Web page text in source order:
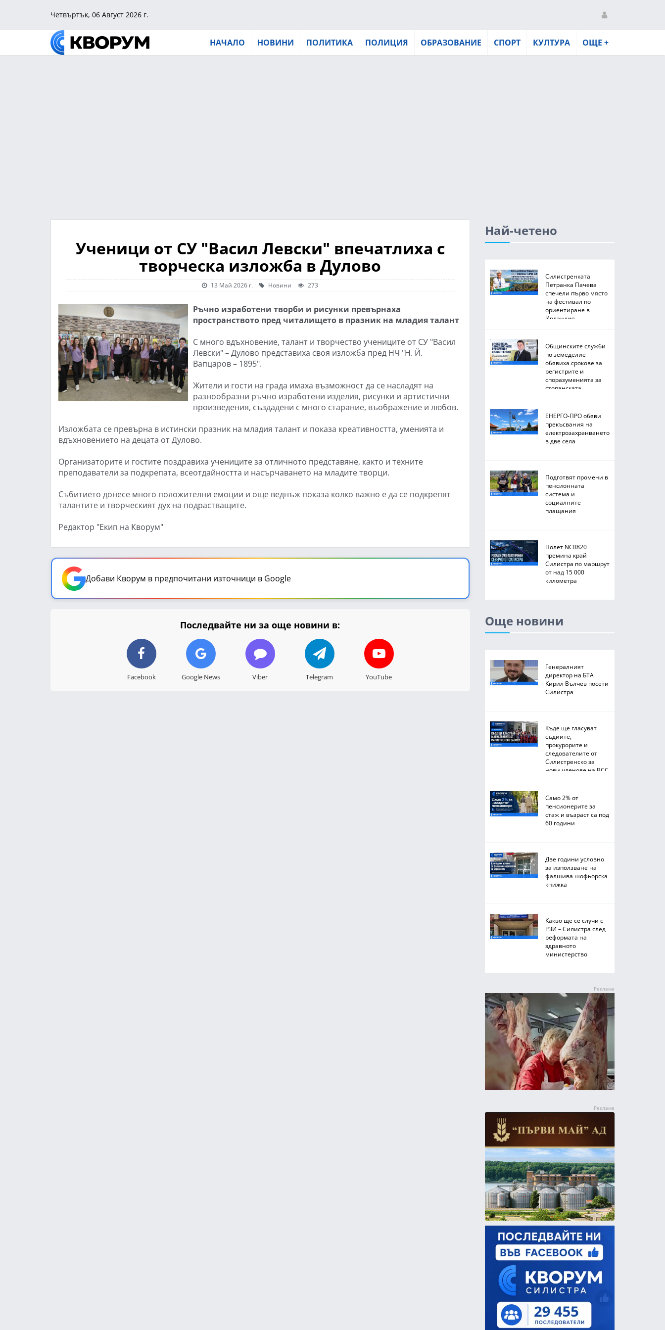
Четвъртък, 06 Август 2026 г.
НАЧАЛО НОВИНИ ПОЛИТИКА ПОЛИЦИЯ ОБРАЗОВАНИЕ СПОРТ КУЛТУРА ОЩЕ +
Ученици от СУ "Васил Левски" впечатлиха с
творческа изложба в Дулово
13 Май 2026 г. Новини 273
Ръчно изработени творби и рисунки превърнаха
пространството пред читалището в празник на младия талант
С много вдъхновение, талант и творчество учениците от СУ "Васил
Левски" – Дулово представиха своя изложба пред НЧ "Н. Й.
Вапцаров – 1895".
Жители и гости на града имаха възможност да се насладят на
разнообразни ръчно изработени изделия, рисунки и артистични
произведения, създадени с много старание, въображение и любов.
Изложбата се превърна в истински празник на младия талант и показа креативността, уменията и
вдъхновението на децата от Дулово.
Организаторите и гостите поздравиха учениците за отличното представяне, както и техните
преподаватели за подкрепата, всеотдайността и насърчаването на младите творци.
Събитието донесе много положителни емоции и още веднъж показа колко важно е да се подкрепят
талантите и творческият дух на подрастващите.
Редактор "Екип на Кворум"
Добави Кворум в предпочитани източници в Google
Последвайте ни за още новини в:
Facebook Google News Viber Telegram YouTube
Най-четено
Силистренката
Петранка Пачева
спечели първо място
на фестивал по
ориентиране в
Ирландия
Общинските служби
по земеделие
обявиха срокове за
регистрите и
споразуменията за
стопанската
ЕНЕРГО-ПРО обяви
прекъсвания на
електрозахранването
в две села
Подготвят промени в
пенсионната
система и
социалните
плащания
Полет NCR820
премина край
Силистра по маршрут
от над 15 000
километра
Още новини
Генералният
директор на БТА
Кирил Вълчев посети
Силистра
Къде ще гласуват
съдиите,
прокурорите и
следователите от
Силистренско за
нови членове на ВСС
Само 2% от
пенсионерите за
стаж и възраст са под
60 години
Две години условно
за използване на
фалшива шофьорска
книжка
Какво ще се случи с
РЗИ – Силистра след
реформата на
здравното
министерство